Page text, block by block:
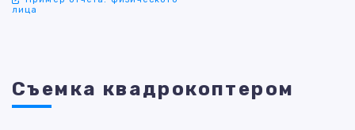
лица
Съемка квадрокоптером